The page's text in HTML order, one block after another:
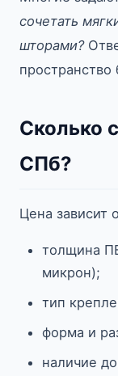
сочетать
шторами?
Сколько
СПб?
Цена зависит
толщина
микрон);
тип
форма и
наличие